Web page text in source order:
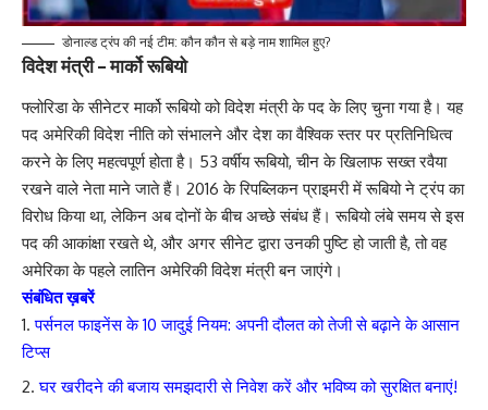
डोनाल्ड ट्रंप की नई टीम: कौन कौन से बड़े नाम शामिल हुए?
विदेश मंत्री – मार्को रूबियो
फ्लोरिडा के सीनेटर मार्को रूबियो को विदेश मंत्री के पद के लिए चुना गया है। यह
पद अमेरिकी विदेश नीति को संभालने और देश का वैश्विक स्तर पर प्रतिनिधित्व
करने के लिए महत्वपूर्ण होता है। 53 वर्षीय रूबियो, चीन के खिलाफ सख्त रवैया
रखने वाले नेता माने जाते हैं। 2016 के रिपब्लिकन प्राइमरी में रूबियो ने ट्रंप का
विरोध किया था, लेकिन अब दोनों के बीच अच्छे संबंध हैं। रूबियो लंबे समय से इस
पद की आकांक्षा रखते थे, और अगर सीनेट द्वारा उनकी पुष्टि हो जाती है, तो वह
अमेरिका के पहले लातिन अमेरिकी विदेश मंत्री बन जाएंगे।
संबंधित ख़बरें
पर्सनल फाइनेंस के 10 जादुई नियम: अपनी दौलत को तेजी से बढ़ाने के आसान
टिप्स
घर खरीदने की बजाय समझदारी से निवेश करें और भविष्य को सुरक्षित बनाएं!